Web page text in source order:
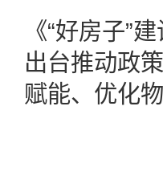
《“好房子”
出台推动政
赋能、优化